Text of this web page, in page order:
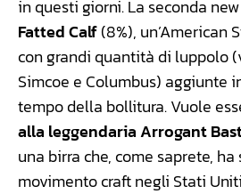
in questi giorni. La seconda
Fatted Calf(8%), un’American
con grandi quantità di luppolo
Simcoe e Columbus) aggiunte
tempo della bollitura. Vuole
alla leggendaria Arrogant
una birra che, come saprete,
movimento craft negli Stati